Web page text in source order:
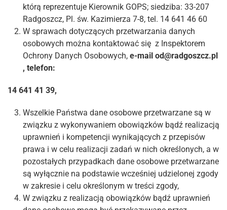
którą reprezentuje Kierownik GOPS; siedziba: 33-207
Radgoszcz, Pl. św. Kazimierza 7-8, tel. 14 641 46 60
W sprawach dotyczących przetwarzania danych
osobowych można kontaktować się z Inspektorem
Ochrony Danych Osobowych, e-mail od@radgoszcz.pl
, telefon:
14 641 41 39,
Wszelkie Państwa dane osobowe przetwarzane są w
związku z wykonywaniem obowiązków bądź realizacją
uprawnień i kompetencji wynikających z przepisów
prawa i w celu realizacji zadań w nich określonych, a w
pozostałych przypadkach dane osobowe przetwarzane
są wyłącznie na podstawie wcześniej udzielonej zgody
w zakresie i celu określonym w treści zgody,
W związku z realizacją obowiązków bądź uprawnień